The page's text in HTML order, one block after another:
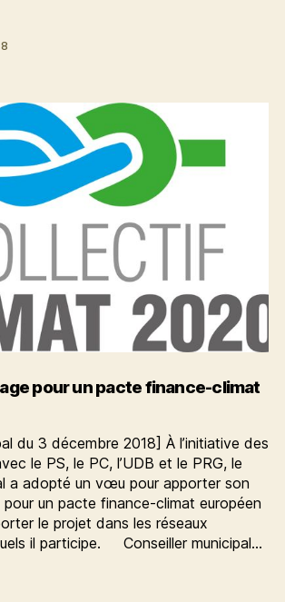
pour un pacte finance-climat
du 3 décembre 2018] À l’initiative des
le PS, le PC, l’UDB et le PRG, le
a adopté un vœu pour apporter son
pour un pacte finance-climat européen
le projet dans les réseaux
il participe. Conseiller municipal…